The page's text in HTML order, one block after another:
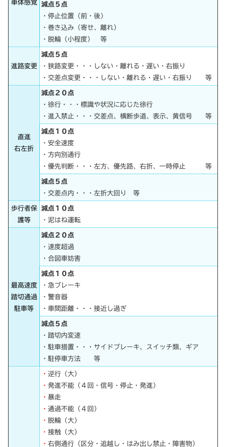
車体感覚
減点５点
・停止位置（前・後）
・巻き込み（寄せ、離れ）
・脱輪（小程度） 等
進路変更
減点５点
・狭路変更・・・しない・離れる・遅い・右振り
・交差点変更・・・しない・離れる・遅い・右振り 等
直進
右左折
減点２０点
・徐行・・・標識や状況に応じた徐行
・進入禁止・・・交差点、横断歩道、表示、黄信号 等
減点１０点
・安全速度
・方向別通行
・優先判断・・・左方、優先路、右折、一時停止 等
減点５点
・交差点内・・・左折大回り 等
歩行者保
護等
減点１０点
・泥はね運転
最高速度
踏切通過
駐車等
減点２０点
・速度超過
・合図車妨害
減点１０点
・急ブレーキ
・警音器
・車間距離・・・接近し過ぎ
減点５点
・踏切内変速
・駐車措置・・・サイドブレーキ、スイッチ類、ギア
・駐停車方法 等
・ 逆行（大）
・ 発進不能（４回・信号・停止・発進）
・ 暴走
・ 通過不能（４回）
・ 脱輪（大）
・ 接触（大）
・ 右側通行（区分・追越し・はみ出し禁止・障害物）